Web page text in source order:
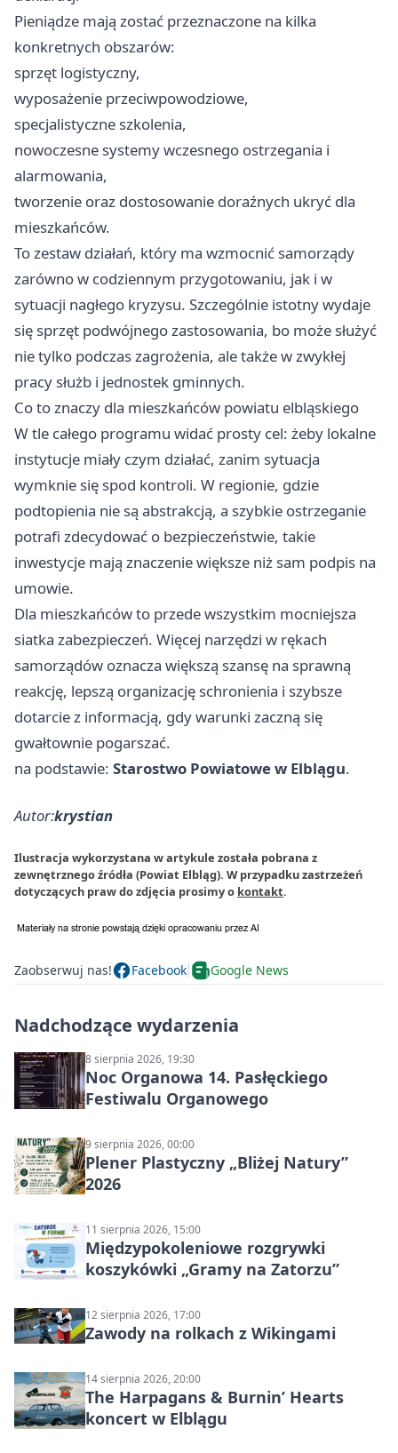
Pieniądze mają zostać przeznaczone na kilka
konkretnych obszarów:
sprzęt logistyczny,
wyposażenie przeciwpowodziowe,
specjalistyczne szkolenia,
nowoczesne systemy wczesnego ostrzegania i
alarmowania,
tworzenie oraz dostosowanie doraźnych ukryć dla
mieszkańców.
To zestaw działań, który ma wzmocnić samorządy
zarówno w codziennym przygotowaniu, jak i w
sytuacji nagłego kryzysu. Szczególnie istotny wydaje
się sprzęt podwójnego zastosowania, bo może służyć
nie tylko podczas zagrożenia, ale także w zwykłej
pracy służb i jednostek gminnych.
Co to znaczy dla mieszkańców powiatu elbląskiego
W tle całego programu widać prosty cel: żeby lokalne
instytucje miały czym działać, zanim sytuacja
wymknie się spod kontroli. W regionie, gdzie
podtopienia nie są abstrakcją, a szybkie ostrzeganie
potrafi zdecydować o bezpieczeństwie, takie
inwestycje mają znaczenie większe niż sam podpis na
umowie.
Dla mieszkańców to przede wszystkim mocniejsza
siatka zabezpieczeń. Więcej narzędzi w rękach
samorządów oznacza większą szansę na sprawną
reakcję, lepszą organizację schronienia i szybsze
dotarcie z informacją, gdy warunki zaczną się
gwałtownie pogarszać.
na podstawie: Starostwo Powiatowe w Elblągu.
Autor:krystian
Ilustracja wykorzystana w artykule została pobrana z
zewnętrznego źródła (Powiat Elbląg). W przypadku zastrzeżeń
dotyczących praw do zdjęcia prosimy o kontakt.
Zaobserwuj nas! Facebook Google News
Nadchodzące wydarzenia
8 sierpnia 2026, 19:30
Noc Organowa 14. Pasłęckiego
Festiwalu Organowego
9 sierpnia 2026, 00:00
Plener Plastyczny „Bliżej Natury”
2026
11 sierpnia 2026, 15:00
Międzypokoleniowe rozgrywki
koszykówki „Gramy na Zatorzu”
12 sierpnia 2026, 17:00
Zawody na rolkach z Wikingami
14 sierpnia 2026, 20:00
The Harpagans & Burnin’ Hearts
koncert w Elblągu